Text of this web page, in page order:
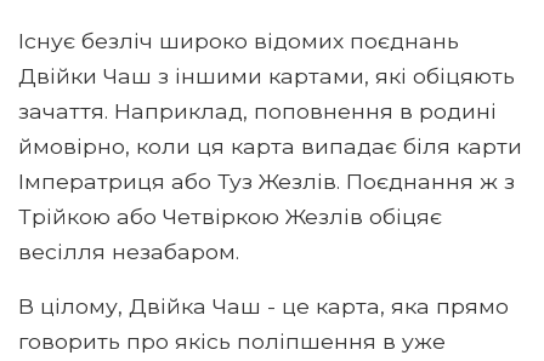
Існує безліч широко відомих поєднань
Двійки Чаш з іншими картами, які обіцяють
зачаття. Наприклад, поповнення в родині
ймовірно, коли ця карта випадає біля карти
Імператриця або Туз Жезлів. Поєднання ж з
Трійкою або Четвіркою Жезлів обіцяє
весілля незабаром.
В цілому, Двійка Чаш - це карта, яка прямо
говорить про якісь поліпшення в уже